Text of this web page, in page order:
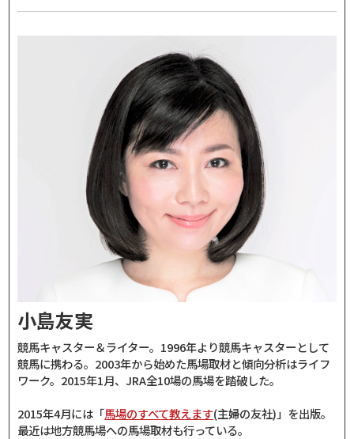
小島友実
競馬キャスター＆ライター。1996年より競馬キャスターとして
競馬に携わる。2003年から始めた馬場取材と傾向分析はライフ
ワーク。2015年1月、JRA全10場の馬場を踏破した。
2015年4月には「馬場のすべて教えます(主婦の友社)」を出版。
最近は地方競馬場への馬場取材も行っている。